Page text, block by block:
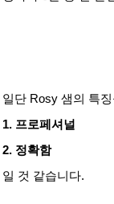
일단 Rosy 샘의 특
1. 프로페셔널
2. 정확함
일 것 같습니다.